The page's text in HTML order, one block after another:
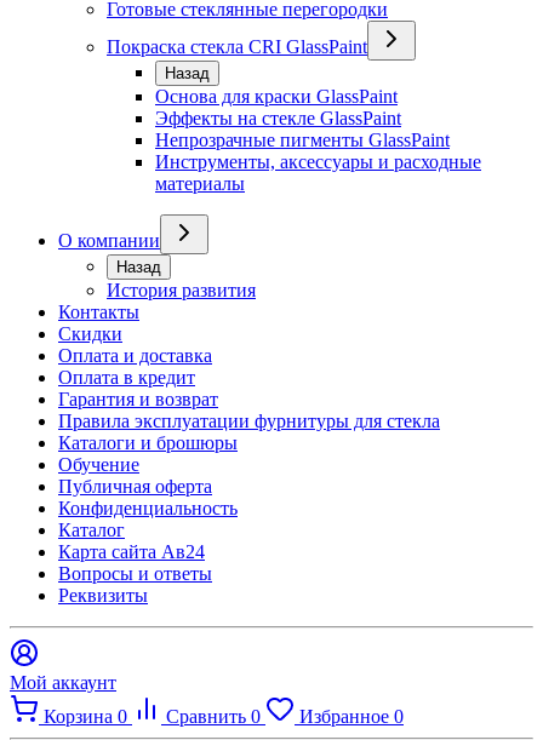
Готовые стеклянные перегородки
Покраска стекла CRI GlassPaint
Назад
Основа для краски GlassPaint
Эффекты на стекле GlassPaint
Непрозрачные пигменты GlassPaint
Инструменты, аксессуары и расходные
материалы
О компании
Назад
История развития
Контакты
Скидки
Оплата и доставка
Оплата в кредит
Гарантия и возврат
Правила эксплуатации фурнитуры для стекла
Каталоги и брошюры
Обучение
Публичная оферта
Конфиденциальность
Каталог
Карта сайта Ав24
Вопросы и ответы
Реквизиты
Мой аккаунт
Корзина 0 Сравнить 0 Избранное 0